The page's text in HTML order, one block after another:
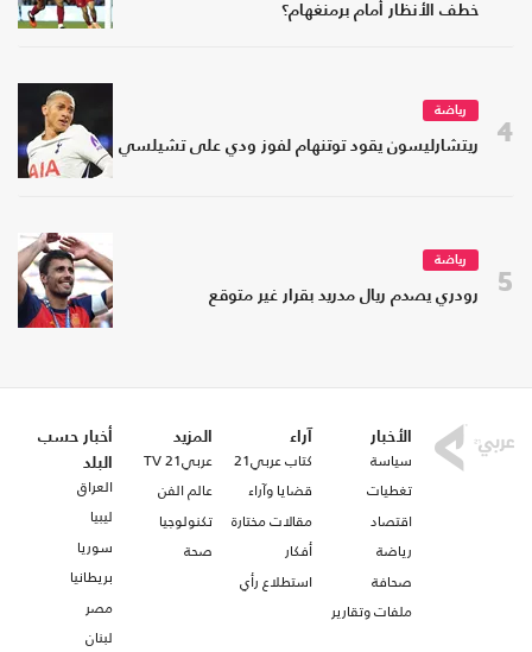
خطف الأنظار أمام برمنغهام؟
4
رياضة
ريتشارليسون يقود توتنهام لفوز ودي على تشيلسي
5
رياضة
رودري يصدم ريال مدريد بقرار غير متوقع
الأخبار
سياسة
تغطيات
اقتصاد
رياضة
صحافة
ملفات وتقارير
آراء
كتاب عربي21
قضايا وآراء
مقالات مختارة
أفكار
استطلاع رأي
المزيد
عربي21 TV
عالم الفن
تكنولوجيا
صحة
أخبار حسب
البلد
العراق
ليبيا
سوريا
بريطانيا
مصر
لبنان